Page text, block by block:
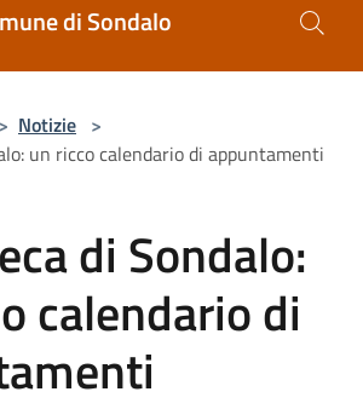
di Sondalo
> Notizie >
un ricco calendario di appuntamenti
di Sondalo:
calendario di